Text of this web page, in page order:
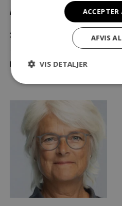
LYDBAD
20.04.2027
MUSIK SOCIAL,TEATER
ACCEPTER
AFVIS
VIS DETALJER